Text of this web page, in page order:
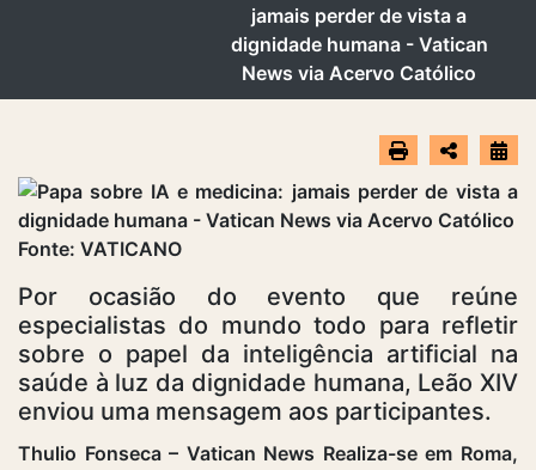
jamais perder de vista a
dignidade humana - Vatican
News via Acervo Católico
Fonte: VATICANO
Por ocasião do evento que reúne
especialistas do mundo todo para refletir
sobre o papel da inteligência artificial na
saúde à luz da dignidade humana, Leão XIV
enviou uma mensagem aos participantes.
Thulio Fonseca – Vatican News Realiza-se em Roma,